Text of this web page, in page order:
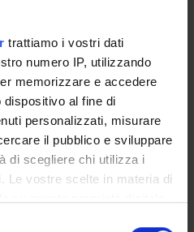
trattiamo i vostri dati
numero IP, utilizzando
memorizzare e accedere
al fine di
personalizzati, misurare
il pubblico e sviluppare
di scegliere chi utilizza i
Le vostre scelte in materia di
CENTRES